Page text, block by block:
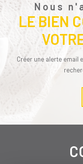
Nous
LE BIEN
Créer une alerte email